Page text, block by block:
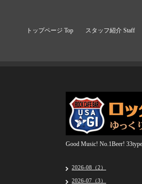
トップページ Top スタッフ紹介 Staff
Good Music! No.1Beer!
2026-08（2）
2026-07（3）